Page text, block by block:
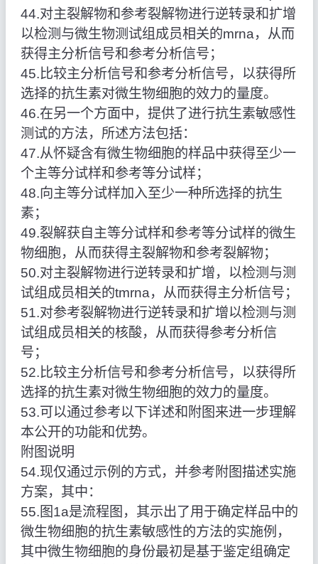
44.对主裂解物和参考裂解物进行逆转录和扩增
以检测与微生物测试组成员相关的mrna，从而
获得主分析信号和参考分析信号；
45.比较主分析信号和参考分析信号，以获得所
选择的抗生素对微生物细胞的效力的量度。
46.在另一个方面中，提供了进行抗生素敏感性
测试的方法，所述方法包括：
47.从怀疑含有微生物细胞的样品中获得至少一
个主等分试样和参考等分试样；
48.向主等分试样加入至少一种所选择的抗生
素；
49.裂解获自主等分试样和参考等分试样的微生
物细胞，从而获得主裂解物和参考裂解物；
50.对主裂解物进行逆转录和扩增，以检测与测
试组成员相关的tmrna，从而获得主分析信号；
51.对参考裂解物进行逆转录和扩增以检测与测
试组成员相关的核酸，从而获得参考分析信
号；
52.比较主分析信号和参考分析信号，以获得所
选择的抗生素对微生物细胞的效力的量度。
53.可以通过参考以下详述和附图来进一步理解
本公开的功能和优势。
附图说明
54.现仅通过示例的方式，并参考附图描述实施
方案，其中：
55.图1a是流程图，其示出了用于确定样品中的
微生物细胞的抗生素敏感性的方法的实施例，
其中微生物细胞的身份最初是基于鉴定组确定